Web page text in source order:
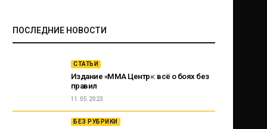
ПОСЛЕДНИЕ НОВОСТИ
СТАТЬИ
Издание «ММА Центр»: всё о боях без
правил
11.05.2023
БЕЗ РУБРИКИ